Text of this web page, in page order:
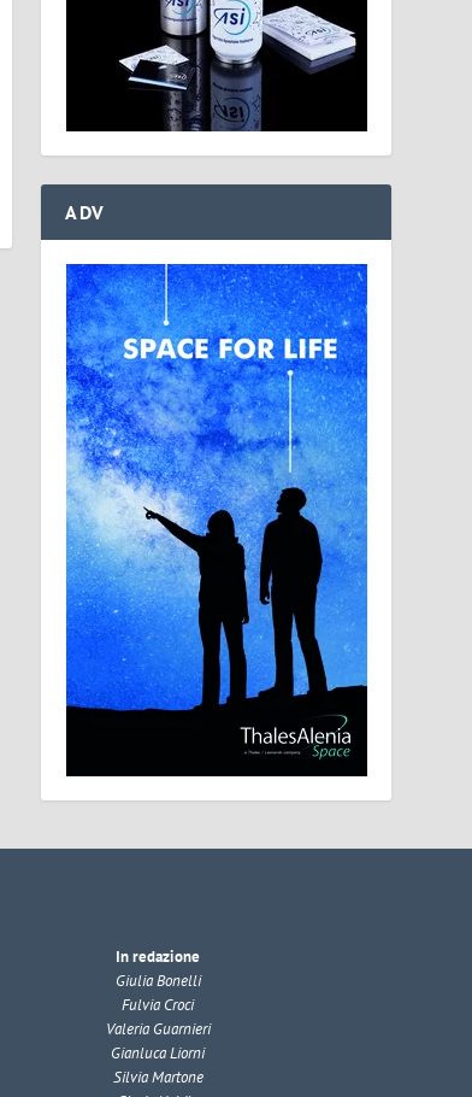
ADV
In redazione
Giulia Bonelli
Fulvia Croci
Valeria Guarnieri
Gianluca Liorni
Silvia Martone